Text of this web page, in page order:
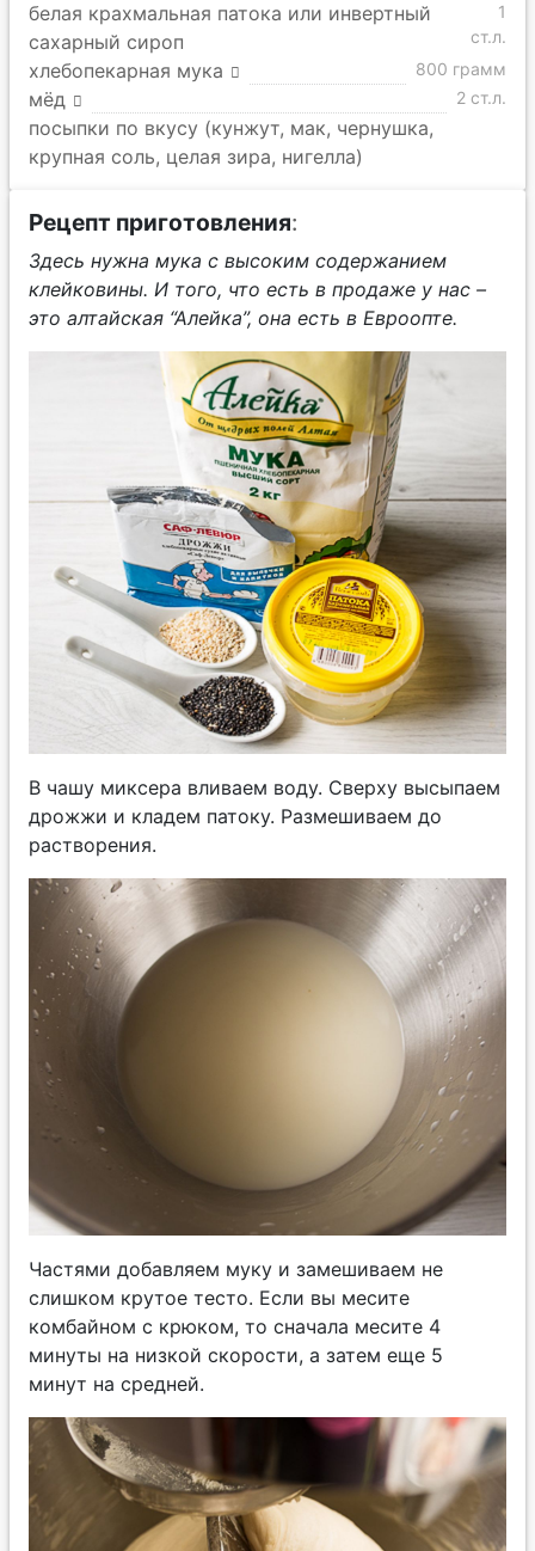
белая крахмальная патока или инвертный
сахарный сироп
1
ст.л.
хлебопекарная мука 800 грамм
мёд 2 ст.л.
посыпки по вкусу (кунжут, мак, чернушка,
крупная соль, целая зира, нигелла)
Рецепт приготовления:
Здесь нужна мука с высоким содержанием
клейковины. И того, что есть в продаже у нас –
это алтайская “Алейка”, она есть в Евроопте.
В чашу миксера вливаем воду. Сверху высыпаем
дрожжи и кладем патоку. Размешиваем до
растворения.
Частями добавляем муку и замешиваем не
слишком крутое тесто. Если вы месите
комбайном с крюком, то сначала месите 4
минуты на низкой скорости, а затем еще 5
минут на средней.